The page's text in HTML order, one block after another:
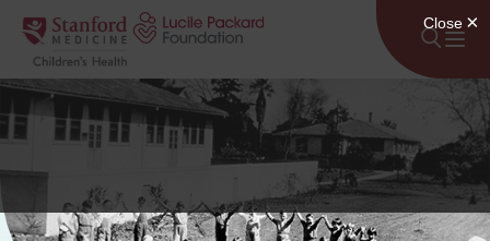
Անցնել բովանդակությանը